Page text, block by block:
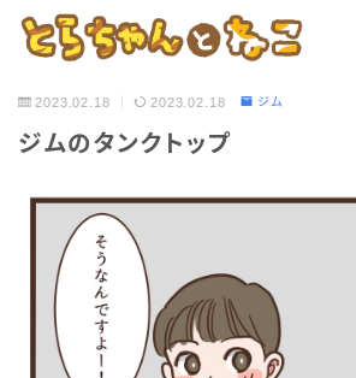
2023.02.18 2023.02.18 ジム
ジムのタンクトップ